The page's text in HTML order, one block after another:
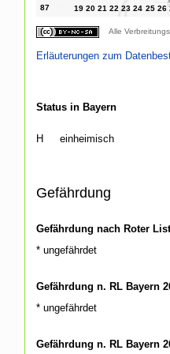
Alle
Erläuterungen zum
Status in Bayern
H einheimisch
Gefährdung
Gefährdung nach Roter
* ungefährdet
Gefährdung n. RL Bayern
* ungefährdet
Gefährdung n. RL Bayern